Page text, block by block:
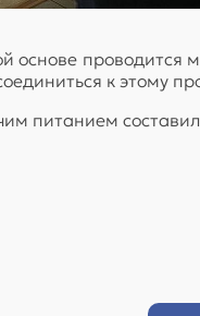
проводится
к этому
питанием